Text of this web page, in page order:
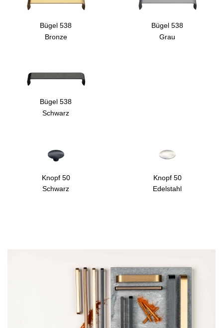
Bügel 538
Bronze
Bügel 538
Grau
Bügel 538
Schwarz
Knopf 50
Schwarz
Knopf 50
Edelstahl